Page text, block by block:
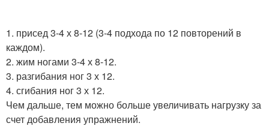
1. присед 3-4 х 8-12 (3-4 подхода по 12 повторений в
каждом).
2. жим ногами 3-4 х 8-12.
3. разгибания ног 3 х 12.
4. сгибания ног 3 х 12.
Чем дальше, тем можно больше увеличивать нагрузку за
счет добавления упражнений.